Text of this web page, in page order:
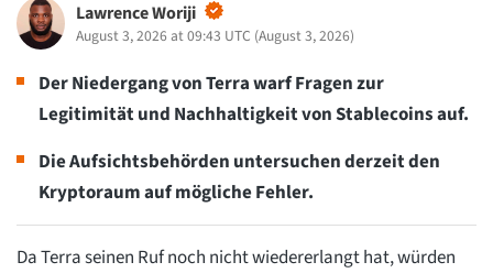
Lawrence Woriji
August 3, 2026 at 09:43 UTC (August 3, 2026)
Der Niedergang von Terra warf Fragen zur
Legitimität und Nachhaltigkeit von Stablecoins auf.
Die Aufsichtsbehörden untersuchen derzeit den
Kryptoraum auf mögliche Fehler.
Da Terra seinen Ruf noch nicht wiedererlangt hat, würden